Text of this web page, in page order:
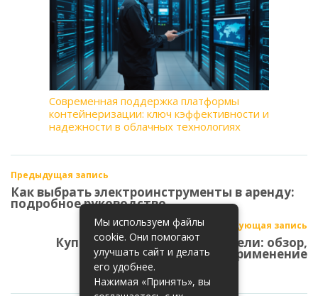
Современная поддержка платформы
контейнеризации: ключ кэффективности и
надежности в облачных технологиях
Предыдущая запись
Как выбрать электроинструменты в аренду:
подробное руководство
Следующая запись
Купить фасадные термопанели: обзор,
преимущества и их применение
Мы используем файлы
cookie. Они помогают
улучшать сайт и делать
его удобнее.
Нажимая «Принять», вы